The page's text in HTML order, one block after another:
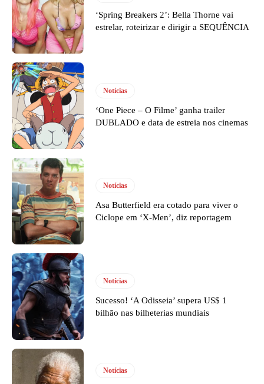
‘Spring Breakers 2’: Bella Thorne vai
estrelar, roteirizar e dirigir a SEQUÊNCIA
Notícias
‘One Piece – O Filme’ ganha trailer
DUBLADO e data de estreia nos cinemas
Notícias
Asa Butterfield era cotado para viver o
Ciclope em ‘X-Men’, diz reportagem
Notícias
Sucesso! ‘A Odisseia’ supera US$ 1
bilhão nas bilheterias mundiais
Notícias